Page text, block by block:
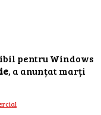
pentru Windows
, a anunțat marți